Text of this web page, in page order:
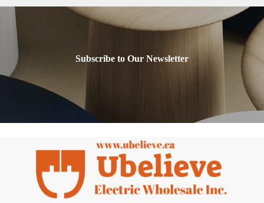
Subscribe to Our Newsletter